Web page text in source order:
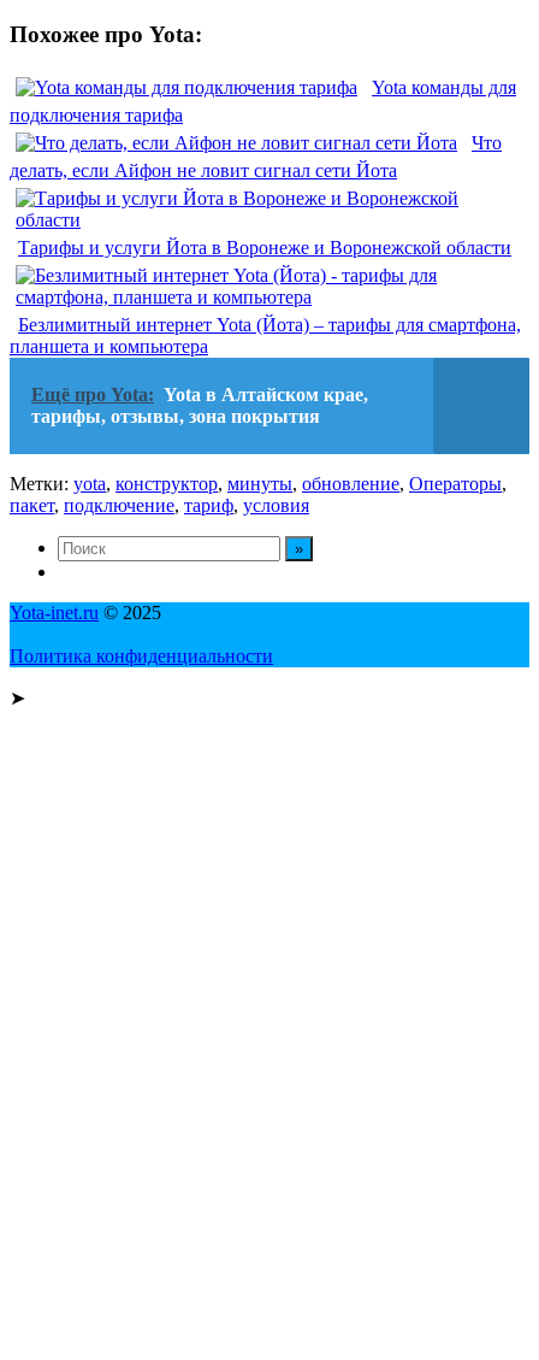
Похожее про Yota:
Yota команды для
подключения тарифа
Что
делать, если Айфон не ловит сигнал сети Йота
Тарифы и услуги Йота в Воронеже и Воронежской области
Безлимитный интернет Yota (Йота) – тарифы для смартфона,
планшета и компьютера
Ещё про Yota: Yota в Алтайском крае,
тарифы, отзывы, зона покрытия
Метки: yota, конструктор, минуты, обновление, Операторы,
пакет, подключение, тариф, условия
Yota-inet.ru © 2025
Политика конфиденциальности
➤